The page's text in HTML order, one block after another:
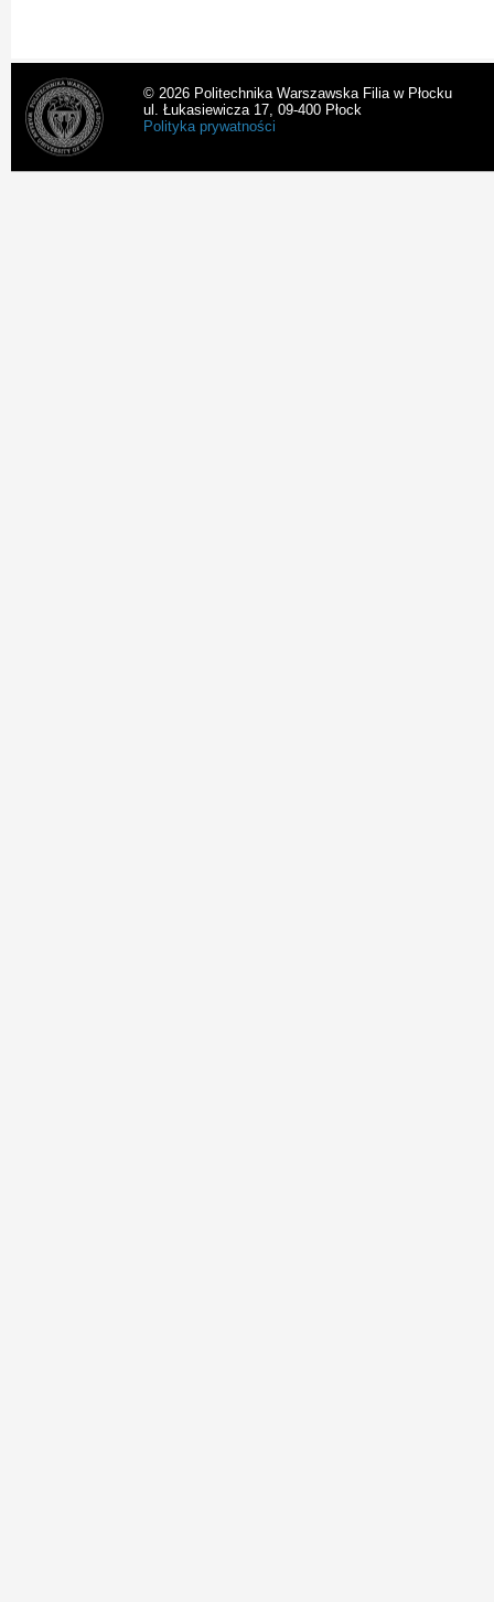
© 2026 Politechnika Warszawska Filia w Płocku
ul. Łukasiewicza 17, 09-400 Płock
Polityka prywatności